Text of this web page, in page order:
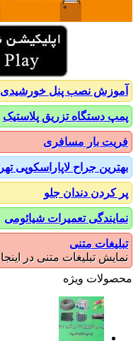
نصب پنل خورشیدی
دستگاه تزریق پلاستیک
بار مسافری
جراح لاپاراسکوپی تهران
دندان جلو
تعمیرات شیائومی
متنی
تبلیغات متنی در اینجا
ویژه